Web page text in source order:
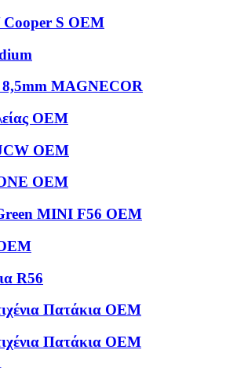
S OEM
MAGNECOR
OEM
OEM
OEM
MINI F56 OEM
R56
Πατάκια OEM
Πατάκια OEM